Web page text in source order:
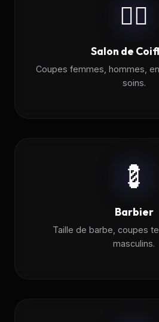
💇‍♀️
Salon de
Coupes femmes, hommes,
soins.
💈
Barbier
Taille de barbe, coupes
masculins.